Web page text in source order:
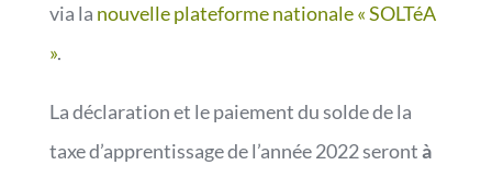
via la nouvelle plateforme nationale « SOLTéA
».
La déclaration et le paiement du solde de la
taxe d’apprentissage de l’année 2022 serontà